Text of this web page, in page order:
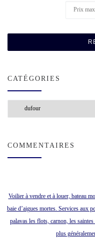
CATÉGORIES
COMMENTAIRES
Voilier à vendre et à louer, bateau
baie d’aigues mortes. Services aux
palavas les flots, carnon, les
plus